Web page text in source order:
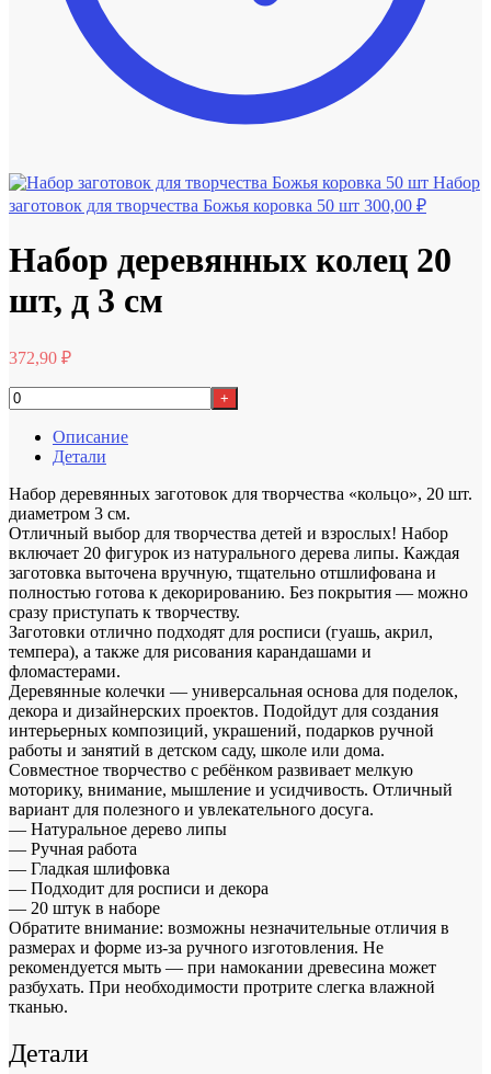
Набор
заготовок для творчества Божья коровка 50 шт 300,00 ₽
Набор деревянных колец 20
шт, д 3 см
372,90 ₽
+
Описание
Детали
Набор деревянных заготовок для творчества «кольцо», 20 шт.
диаметром 3 см.
Отличный выбор для творчества детей и взрослых! Набор
включает 20 фигурок из натурального дерева липы. Каждая
заготовка выточена вручную, тщательно отшлифована и
полностью готова к декорированию. Без покрытия — можно
сразу приступать к творчеству.
Заготовки отлично подходят для росписи (гуашь, акрил,
темпера), а также для рисования карандашами и
фломастерами.
Деревянные колечки — универсальная основа для поделок,
декора и дизайнерских проектов. Подойдут для создания
интерьерных композиций, украшений, подарков ручной
работы и занятий в детском саду, школе или дома.
Совместное творчество с ребёнком развивает мелкую
моторику, внимание, мышление и усидчивость. Отличный
вариант для полезного и увлекательного досуга.
— Натуральное дерево липы
— Ручная работа
— Гладкая шлифовка
— Подходит для росписи и декора
— 20 штук в наборе
Обратите внимание: возможны незначительные отличия в
размерах и форме из-за ручного изготовления. Не
рекомендуется мыть — при намокании древесина может
разбухать. При необходимости протрите слегка влажной
тканью.
Детали